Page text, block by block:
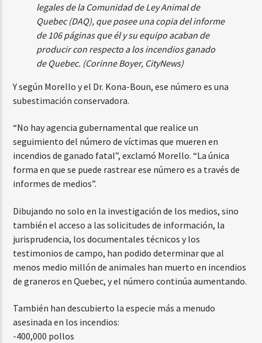
legales de la Comunidad de Ley Animal de
Quebec (DAQ), que posee una copia del informe
de 106 páginas que él y su equipo acaban de
producir con respecto a los incendios ganado
de Quebec. (Corinne Boyer, CityNews)
Y según Morello y el Dr. Kona-Boun, ese número es una
subestimación conservadora.
“No hay agencia gubernamental que realice un
seguimiento del número de víctimas que mueren en
incendios de ganado fatal”, exclamó Morello. “La única
forma en que se puede rastrear ese número es a través de
informes de medios”.
Dibujando no solo en la investigación de los medios, sino
también el acceso a las solicitudes de información, la
jurisprudencia, los documentales técnicos y los
testimonios de campo, han podido determinar que al
menos medio millón de animales han muerto en incendios
de graneros en Quebec, y el número continúa aumentando.
También han descubierto la especie más a menudo
asesinada en los incendios:
-400,000 pollos